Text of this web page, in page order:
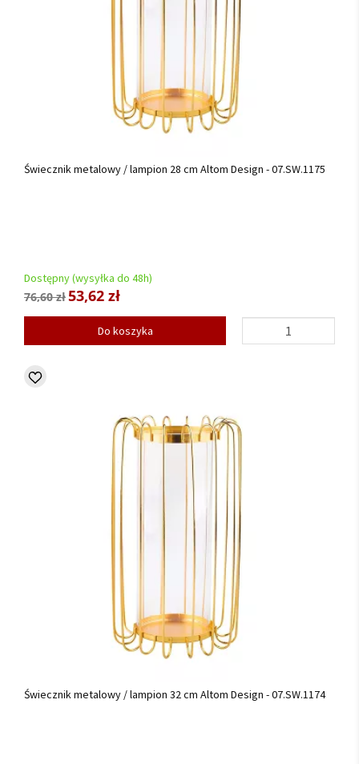
Świecznik metalowy / lampion 28 cm Altom Design - 07.SW.1175
Dostępny (wysyłka do 48h)
76,60 zł53,62 zł
Do koszyka
Świecznik metalowy / lampion 32 cm Altom Design - 07.SW.1174